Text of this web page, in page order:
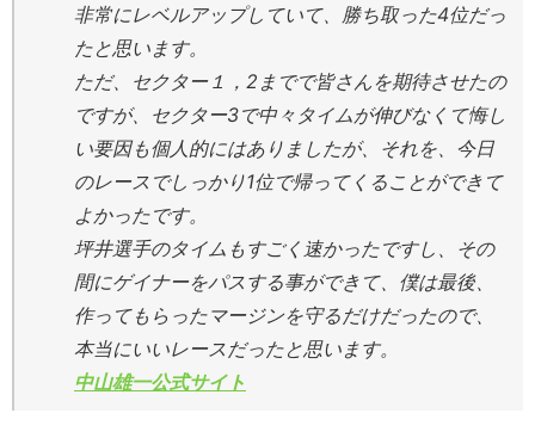
非常にレベルアップしていて、勝ち取った4位だっ
たと思います。
ただ、セクター１，2までで皆さんを期待させたの
ですが、セクター3で中々タイムが伸びなくて悔し
い要因も個人的にはありましたが、それを、今日
のレースでしっかり1位で帰ってくることができて
よかったです。
坪井選手のタイムもすごく速かったですし、その
間にゲイナーをパスする事ができて、僕は最後、
作ってもらったマージンを守るだけだったので、
本当にいいレースだったと思います。
中山雄一公式サイト